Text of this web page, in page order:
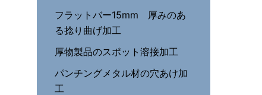
フラットバー15mm 厚みのあ
る捻り曲げ加工
厚物製品のスポット溶接加工
パンチングメタル材の穴あけ加
工